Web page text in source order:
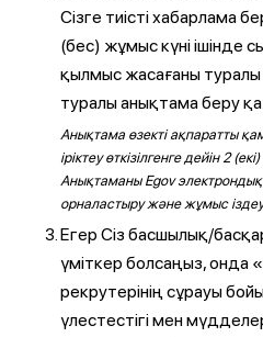
Сізге тиісті хабарлама
(бес) жұмыс күні ішінде
қылмыс жасағаны
туралы анықтама беру
Анықтама өзекті ақпаратты
іріктеу өткізілгенге дейін 2
Анықтаманы Egov
орналастыру және жұмыс
Егер Сіз басшылық/
үміткер болсаңыз,
рекрутерінің сұрауы
үлестестігі мен